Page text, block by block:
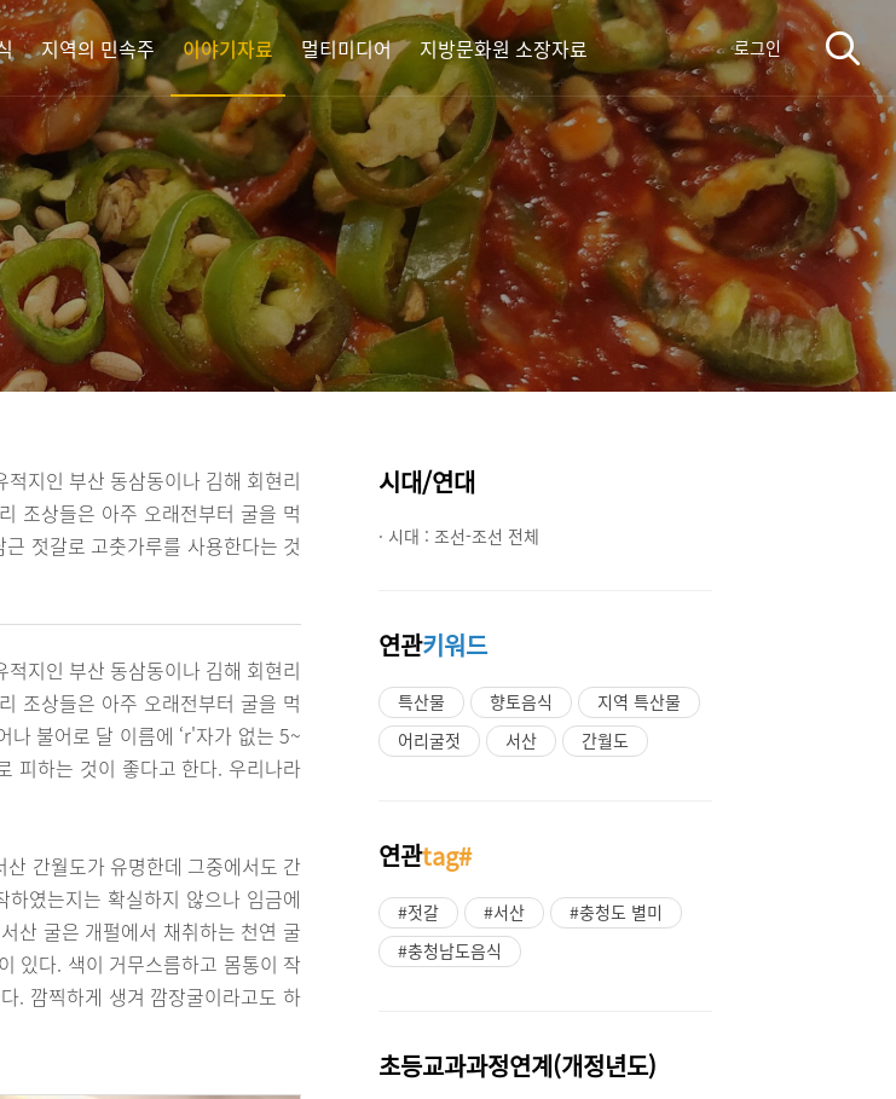
지역의 민속주 이야기자료 멀티미디어 지방문화원 소장자료 로그인
지인 부산 동삼동이나 김해 회현리
조상들은 아주 오래전부터 굴을 먹
젓갈로 고춧가루를 사용한다는 것
지인 부산 동삼동이나 김해 회현리
조상들은 아주 오래전부터 굴을 먹
불어로 달 이름에 ‘r'자가 없는 5~
피하는 것이 좋다고 한다. 우리나라
산 간월도가 유명한데 그중에서도 간
였는지는 확실하지 않으나 임금에
산 굴은 개펄에서 채취하는 천연 굴
있다. 색이 거무스름하고 몸통이 작
. 깜찍하게 생겨 깜장굴이라고도 하
시대/연대
· 시대 : 조선-조선 전체
연관키워드
특산물 향토음식
지역 특산물
어리굴젓
서산 간월도
연관tag#
#젓갈 #서산
#충청도 별미
#충청남도음식
초등교과과정연계(개정년도)